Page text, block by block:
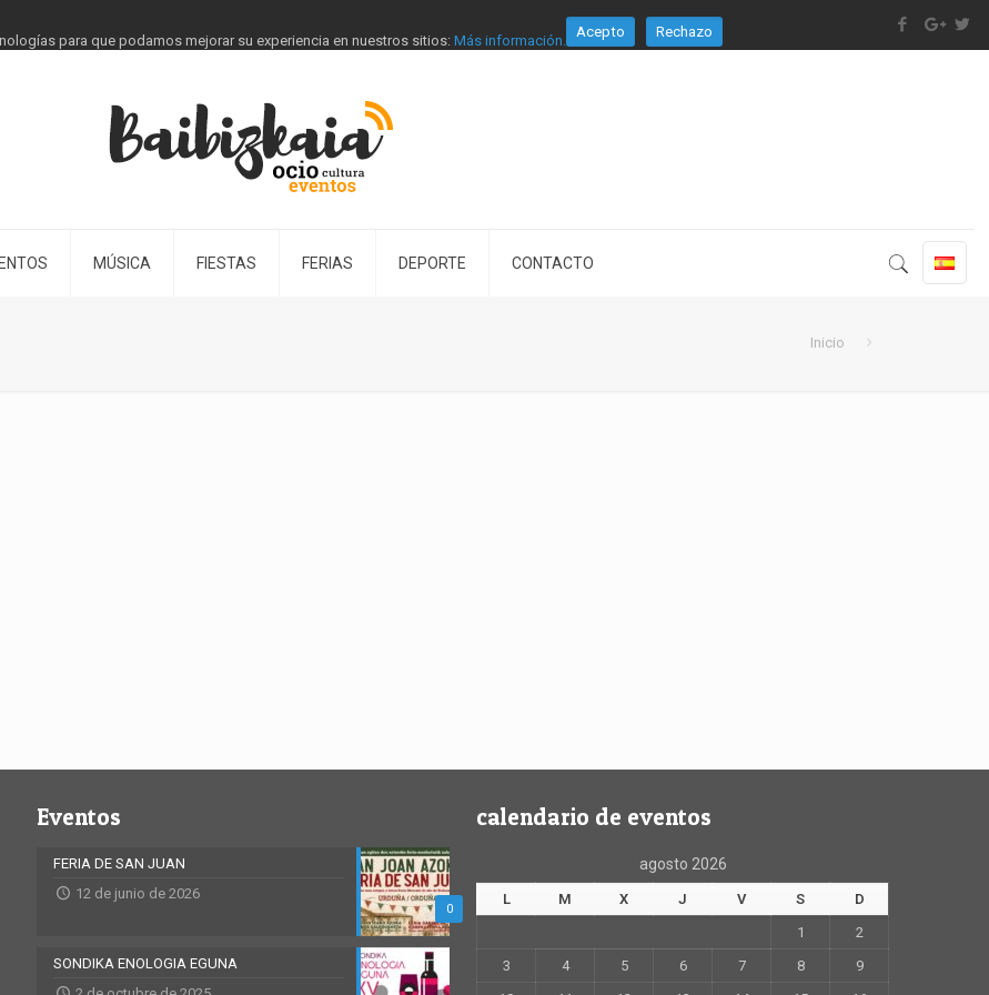
MÚSICA FIESTAS FERIAS DEPORTE CONTACTO
Inicio
Eventos
0
FERIA DE SAN JUAN
12 de junio de 2026
SONDIKA ENOLOGIA EGUNA
calendario de eventos
agosto 2026
L M X J V S
D
1
2
3
4 5 6 7 8
9
para que podamos mejorar su experiencia en nuestros sitios: Más información. Acepto Rechazo